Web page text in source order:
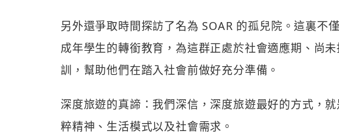
另外還爭取時間探訪了名為 SOAR 的孤兒院。這裏不
成年學生的轉銜教育，為這群正處於社會適應期、尚
訓，幫助他們在踏入社會前做好充分準備。
深度旅遊的真諦：我們深信，深度旅遊最好的方式，
粹精神、生活模式以及社會需求。